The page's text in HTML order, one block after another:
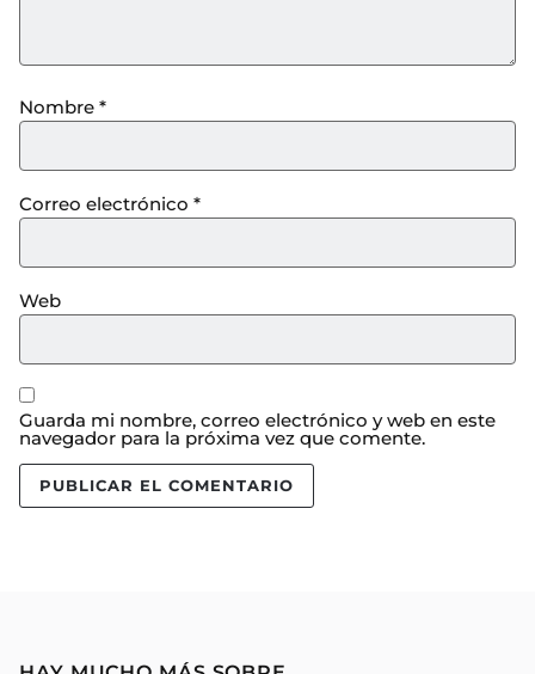
Nombre *
Correo electrónico *
Web
Guarda mi nombre, correo electrónico y web en este
navegador para la próxima vez que comente.